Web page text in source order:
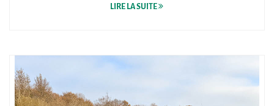
LIRE LA SUITE